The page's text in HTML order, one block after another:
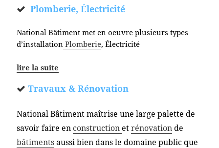
Plomberie, Électricité
National Bâtiment met en oeuvre plusieurs types
d’installation Plomberie, Électricité
lire la suite
Travaux & Rénovation
National Bâtiment maîtrise une large palette de
savoir faire en construction etrénovationde
bâtimentsaussi bien dans le domaine public que